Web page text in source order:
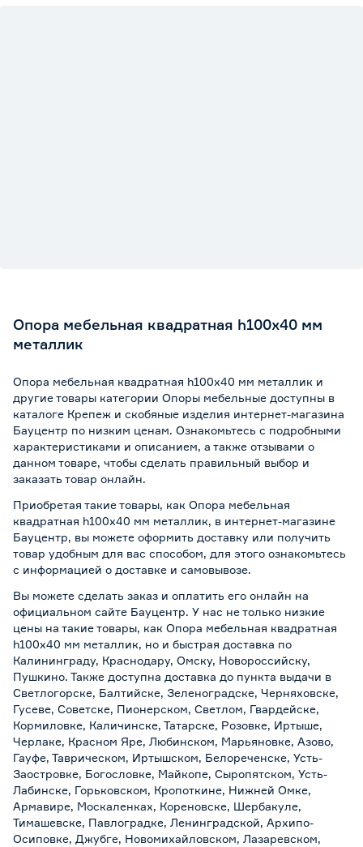
Опора мебельная квадратная h100х40 мм
металлик
Опора мебельная квадратная h100х40 мм металлик и
другие товары категории Опоры мебельные доступны в
каталоге Крепеж и скобяные изделия интернет-магазина
Бауцентр по низким ценам. Ознакомьтесь с подробными
характеристиками и описанием, а также отзывами о
данном товаре, чтобы сделать правильный выбор и
заказать товар онлайн.
Приобретая такие товары, как Опора мебельная
квадратная h100х40 мм металлик, в интернет-магазине
Бауцентр, вы можете оформить доставку или получить
товар удобным для вас способом, для этого ознакомьтесь
с информацией о доставке и самовывозе.
Вы можете сделать заказ и оплатить его онлайн на
официальном сайте Бауцентр. У нас не только низкие
цены на такие товары, как Опора мебельная квадратная
h100х40 мм металлик, но и быстрая доставка по
Калининграду, Краснодару, Омску, Новороссийску,
Пушкино. Также доступна доставка до пункта выдачи в
Светлогорске, Балтийске, Зеленоградске, Черняховске,
Гусеве, Советске, Пионерском, Светлом, Гвардейске,
Кормиловке, Каличинске, Татарске, Розовке, Иртыше,
Черлаке, Красном Яре, Любинском, Марьяновке, Азово,
Гауфе, Таврическом, Иртышском, Белореченске, Усть-
Заостровке, Богословке, Майкопе, Сыропятском, Усть-
Лабинске, Горьковском, Кропоткине, Нижней Омке,
Армавире, Москаленках, Кореновске, Шербакуле,
Тимашевске, Павлоградке, Ленинградской, Архипо-
Осиповке, Джубге, Новомихайловском, Лазаревском,